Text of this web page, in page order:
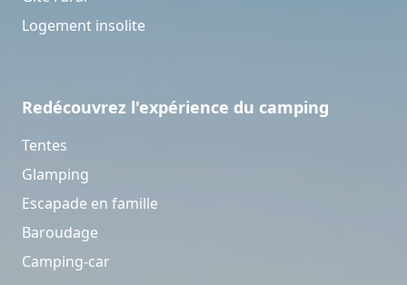
Logement insolite
Redécouvrez l'expérience du camping
Tentes
Glamping
Escapade en famille
Baroudage
Camping-car